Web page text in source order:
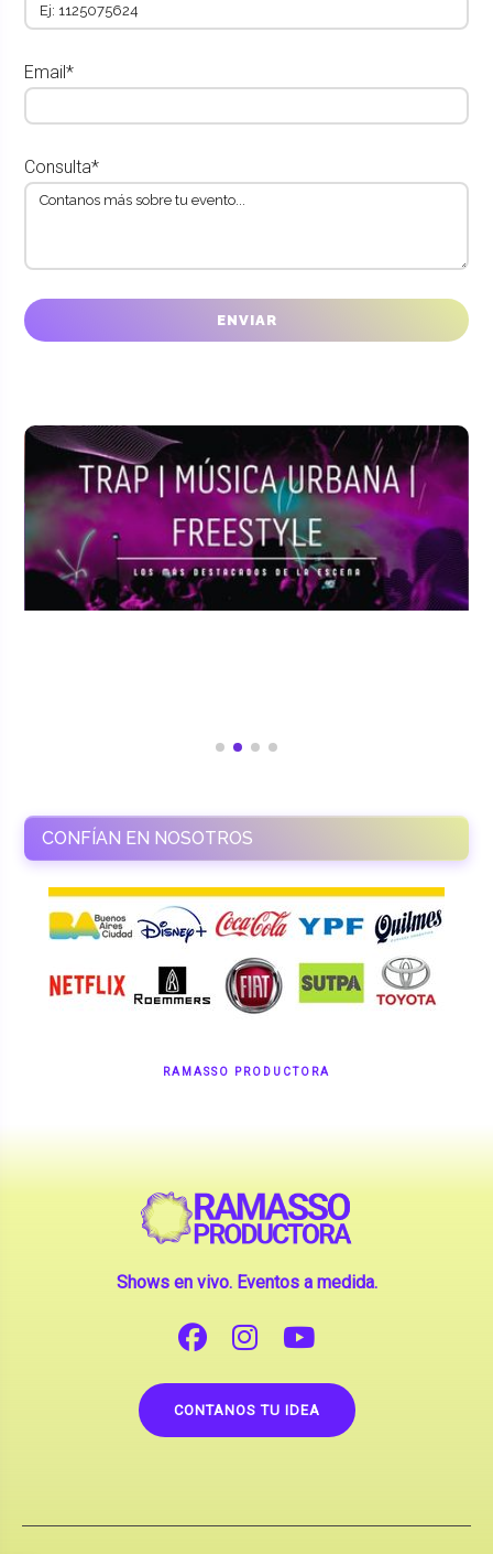
Email*
Consulta*
RAMASSO PRODUCTORA